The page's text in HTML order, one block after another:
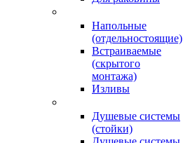
Напольные
(отдельностоящие)
Встраиваемые
(скрытого
монтажа)
Изливы
Душевые системы
(стойки)